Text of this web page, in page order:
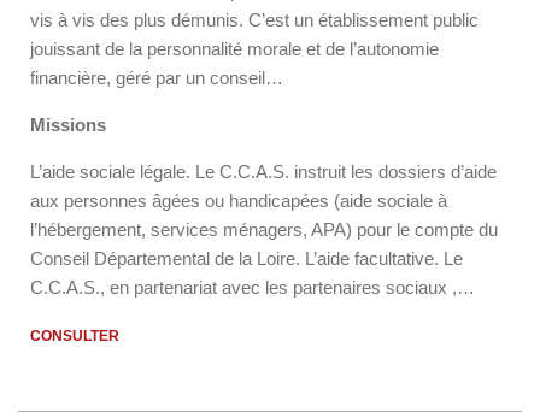
vis à vis des plus démunis. C’est un établissement public
jouissant de la personnalité morale et de l’autonomie
financière, géré par un conseil…
Missions
L’aide sociale légale. Le C.C.A.S. instruit les dossiers d’aide
aux personnes âgées ou handicapées (aide sociale à
l’hébergement, services ménagers, APA) pour le compte du
Conseil Départemental de la Loire. L’aide facultative. Le
C.C.A.S., en partenariat avec les partenaires sociaux ,…
CONSULTER